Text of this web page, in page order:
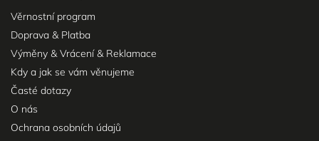
Věrnostní program
Doprava & Platba
Výměny & Vrácení & Reklamace
Kdy a jak se vám věnujeme
Časté dotazy
O nás
Ochrana osobních údajů